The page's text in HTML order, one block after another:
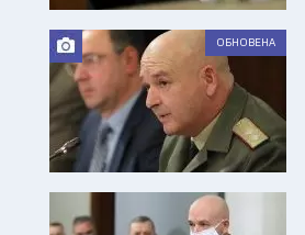
ОБНОВЕНА